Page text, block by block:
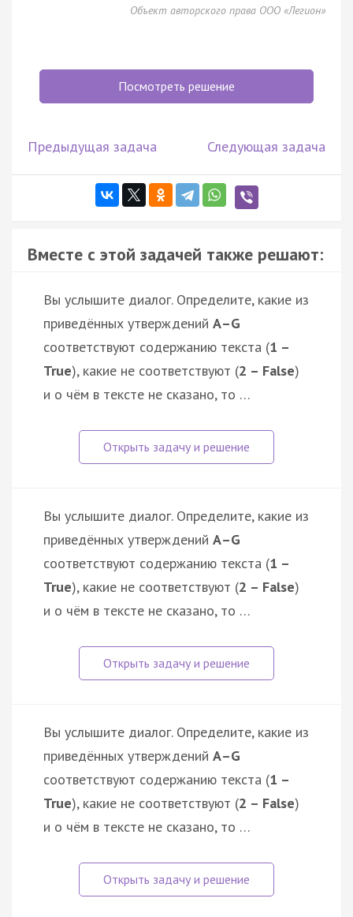
Объект авторского права ООО «Легион»
Посмотреть решение
Предыдущая задача Следующая задача
Вместе с этой задачей также решают:
Вы услышите диалог. Определите, какие из
приведённых утверждений А–G
соответствуют содержанию текста (1 –
True), какие не соответствуют (2 – False)
и о чём в тексте не сказано, то …
Вы услышите диалог. Определите, какие из
приведённых утверждений А–G
соответствуют содержанию текста (1 –
True), какие не соответствуют (2 – False)
и о чём в тексте не сказано, то …
Вы услышите диалог. Определите, какие из
приведённых утверждений А–G
соответствуют содержанию текста (1 –
True), какие не соответствуют (2 – False)
и о чём в тексте не сказано, то …